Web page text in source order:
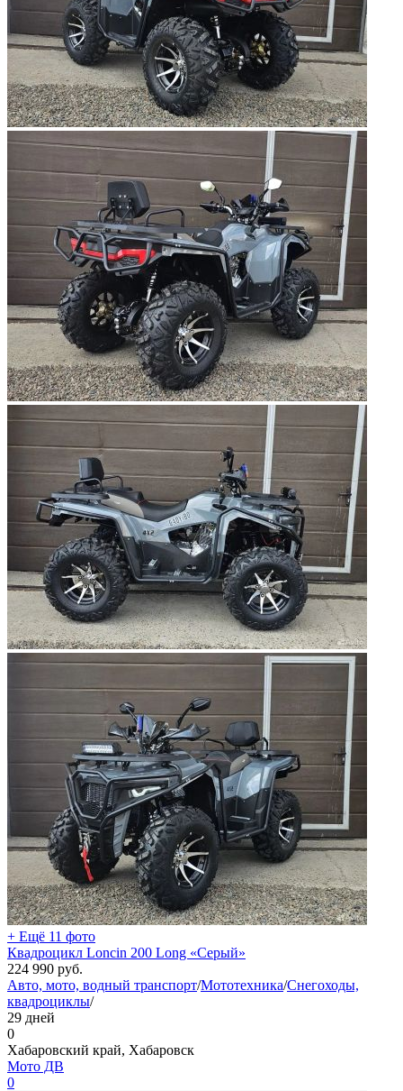
+ Ещё 11 фото
Квадроцикл Loncin 200 Long «Серый»
224 990 руб.
Авто, мото, водный транспорт/Мототехника/Снегоходы,
квадроциклы/
29 дней
0
Хабаровский край, Хабаровск
Мото ДВ
0